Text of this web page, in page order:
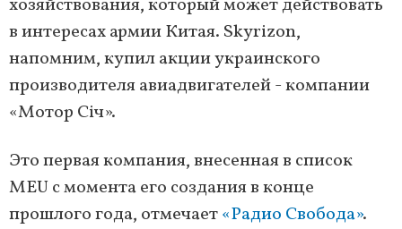
хозяйствования, который может действовать
в интересах армии Китая. Skyrizon,
напомним, купил акции украинского
производителя авиадвигателей - компании
«Мотор Січ».
Это первая компания, внесенная в список
MEU с момента его создания в конце
прошлого года, отмечает«Радио Свобода».